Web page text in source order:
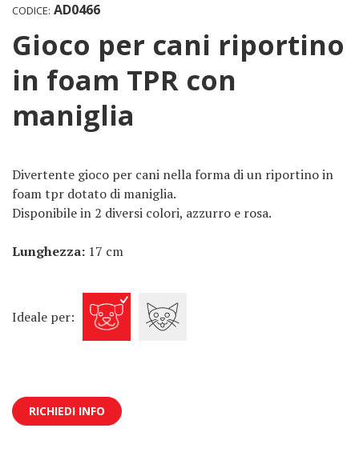
CODICE: AD0466
Gioco per cani riportino
in foam TPR con
maniglia
Divertente gioco per cani nella forma di un riportino in
foam tpr dotato di maniglia.
Disponibile in 2 diversi colori, azzurro e rosa.
Lunghezza: 17 cm
Ideale per:
RICHIEDI INFO